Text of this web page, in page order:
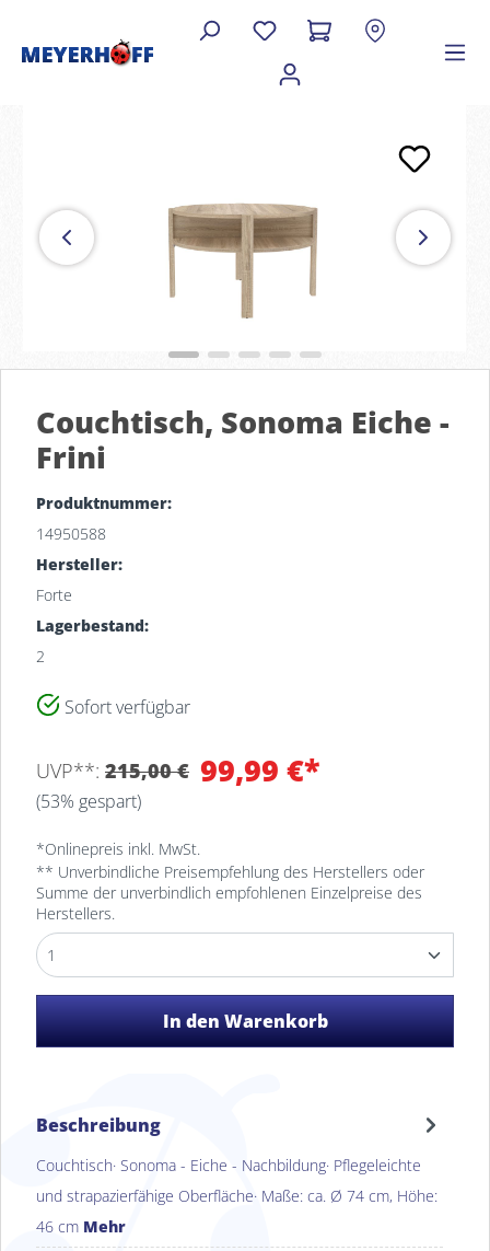
Couchtisch, Sonoma Eiche -
Frini
Beschreibung
Couchtisch· Sonoma - Eiche - Nachbildung· Pflegeleichte
und strapazierfähige Oberfläche· Maße: ca. Ø 74 cm, Höhe:
46 cm Mehr
99,99 €*
UVP**: 215,00 €
(53% gespart)
*Onlinepreis inkl. MwSt.
** Unverbindliche Preisempfehlung des Herstellers oder
Summe der unverbindlich empfohlenen Einzelpreise des
Herstellers.
Sofort verfügbar
MEYERHOFF-Lager
Osterholz-Scharmbeck
MEYERHOFF-Garten
Osterholz-Scharmbeck
In den Warenkorb
Lagerbestand:
2
Produktnummer:
14950588
Hersteller:
Forte